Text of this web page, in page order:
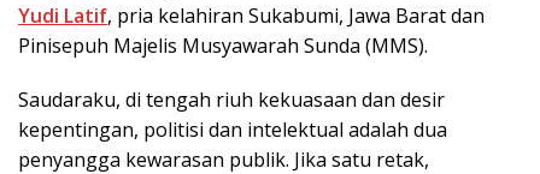
Yudi Latif, pria kelahiran Sukabumi, Jawa Barat dan
Pinisepuh Majelis Musyawarah Sunda (MMS).
Saudaraku, di tengah riuh kekuasaan dan desir
kepentingan, politisi dan intelektual adalah dua
penyangga kewarasan publik. Jika satu retak,